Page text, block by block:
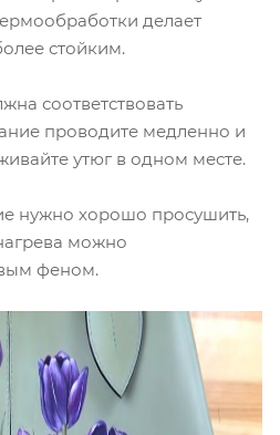
делает
стойким.
соответствовать
проводите медленно и
утюг в одном месте.
нужно хорошо просушить,
можно
феном.